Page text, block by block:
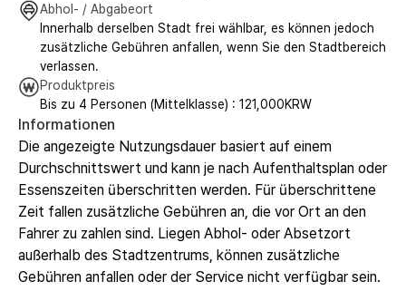
Abhol- / Abgabeort
Innerhalb derselben Stadt frei wählbar, es können jedoch
zusätzliche Gebühren anfallen, wenn Sie den Stadtbereich
verlassen.
Produktpreis
Bis zu 4 Personen (Mittelklasse) : 121,000KRW
Informationen
Die angezeigte Nutzungsdauer basiert auf einem
Durchschnittswert und kann je nach Aufenthaltsplan oder
Essenszeiten überschritten werden. Für überschrittene
Zeit fallen zusätzliche Gebühren an, die vor Ort an den
Fahrer zu zahlen sind. Liegen Abhol- oder Absetzort
außerhalb des Stadtzentrums, können zusätzliche
Gebühren anfallen oder der Service nicht verfügbar sein.